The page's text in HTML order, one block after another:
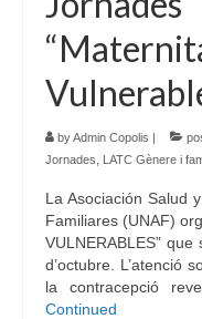
byAdmin Copolis |
Jornades
LATC Gènere i
La Asociación Salud
Familiares (UNAF)
VULNERABLES”
d’octubre. L’atenció
la contracepció
Continued